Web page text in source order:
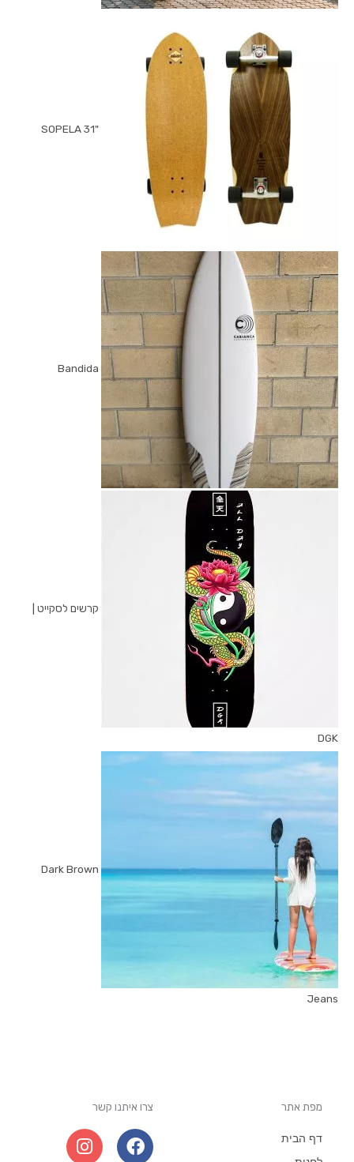
"SOPELA 31
Bandida
קרשים לסקייט |
DGK
Dark Brown
Jeans
מפת אתר
דף הבית
צרו איתנו קשר
F
a
I
n
W
h